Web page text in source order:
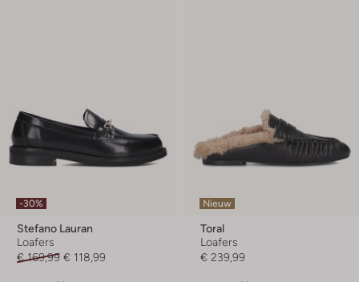
-30%
Stefano Lauran
Loafers
€ 169,99 € 118,99
Nieuw
Toral
Loafers
€ 239,99